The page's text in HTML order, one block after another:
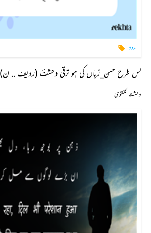
اردو
کس طرح حسن_زباں کی ہو ترقی وحشتؔ (ردیف .. ن)
وحشت کلکتوی